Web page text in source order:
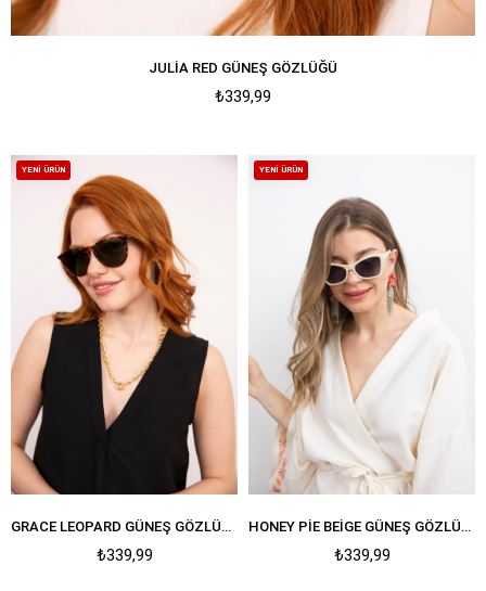
JULIA RED GÜNEŞ GÖZLÜĞÜ
₺339,99
GRACE LEOPARD GÜNEŞ GÖZLÜĞÜ
₺339,99
YENI ÜRÜN
HONEY PIE BEIGE GÜNEŞ GÖZLÜĞÜ
₺339,99
YENI ÜRÜN